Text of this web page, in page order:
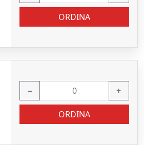
ORDINA
− +
ORDINA